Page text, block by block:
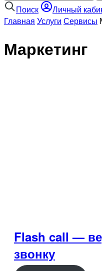
Поиск
Личный
Главная Услуги Сервисы
Маркетинг
Flash call —
звонку